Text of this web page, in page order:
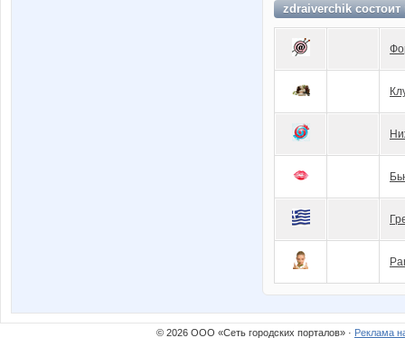
zdraiverchik
© 2026 ООО «Сеть городских порталов» · Реклама